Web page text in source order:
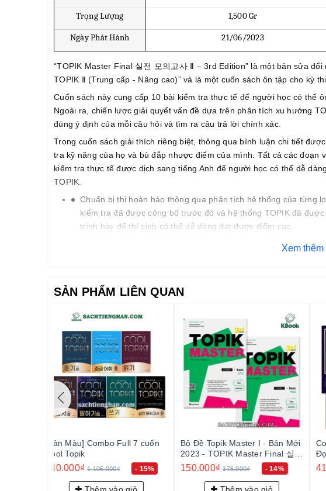
Trọng Lượng 1,500 Gr
Ngày Phát Hành 21/06/2023
“TOPIK Master Final 실전 모의고사 Ⅱ – 3rd Edition” là một bản sửa
TOPIK Ⅱ (Trung cấp - Nâng cao)” và là một cuốn sách ôn tập cho kỳ
Cuốn sách này cung cấp 10 bài kiểm tra thực tế để người học có thể
Ngoài ra, chiến lược giải quyết vấn đề dựa trên phân tích xu hướng
đúng ý định của mỗi câu hỏi và tìm ra câu trả lời chính xác.
Trong cuốn sách giải thích riêng biệt, thông qua bình luận chi tiết
tra kỹ năng của họ và bù đắp nhược điểm của mình. Tất cả các đoạn
kiểm tra thực tế được dịch sang tiếng Anh để người học có thể dễ
TOPIK.
Chuẩn bị thi hoàn hảo thông qua phân tích hệ thống của từng
kiểm tra đã được công bố trước đó và hệ thống TOPIK đã
trình bày để thí sinh có thể dễ dàng đạt được điểm cao.
Cung cấp 10 bài kiểm tra thực tế phản ánh xu hướng và loại
nào, ở mọi nơi.
Hiểu mỗi câu hỏi thông qua giải thích chi tiết và phương pháp
chi tiết trong cuốn sách giải thích được cung cấp riêng biệt,
những điểm yếu. Ngoài ra, từ vựng và biểu hiện liên quan
phạm vi học tiếng Hàn của họ và chuẩn bị một cách toàn diện
Xem thêm
SẢN PHẨM LIÊN QUAN
Bộ Đề Topik Master I - Bản Mới
2023 - TOPIK Master Final 실전
모의고사 1
150.000₫ 175.000₫ - 14%
Combo 4 cuốn Hot Topik II Đề,
Đọc, Viết bản mới - 핫 토픽
415.000₫ 560.000₫ - 26%